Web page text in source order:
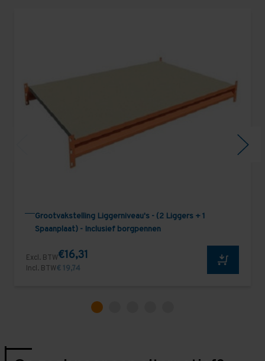
Grootvakstelling Liggerniveau's - (2 Liggers + 1
Spaanplaat) - Inclusief borgpennen
Excl. BTW€16,31
Incl. BTW€ 19,74